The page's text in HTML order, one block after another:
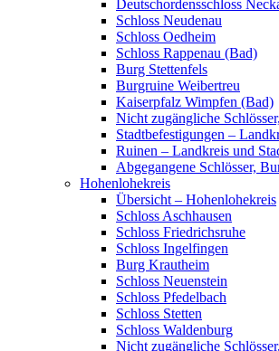
Deutschordensschloss
Schloss Neudenau
Schloss Oedheim
Schloss Rappenau (Bad)
Burg Stettenfels
Burgruine Weibertreu
Kaiserpfalz Wimpfen (Bad)
Nicht zugängliche
Stadtbefestigungen –
Ruinen – Landkreis und
Abgegangene Schlösser,
Hohenlohekreis
Übersicht – Hohenlohekreis
Schloss Aschhausen
Schloss Friedrichsruhe
Schloss Ingelfingen
Burg Krautheim
Schloss Neuenstein
Schloss Pfedelbach
Schloss Stetten
Schloss Waldenburg
Nicht zugängliche